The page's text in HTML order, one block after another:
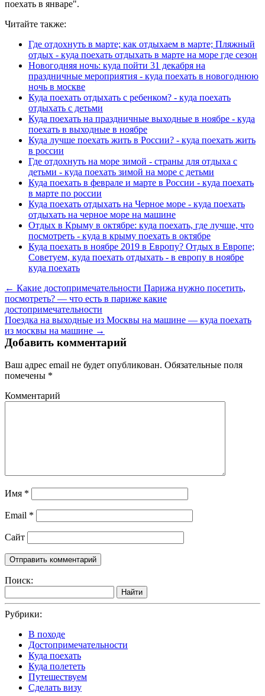
поехать в январе".
Читайте также:
Где отдохнуть в марте; как отдыхаем в марте; Пляжный
отдых - куда поехать отдыхать в марте на море где сезон
Новогодняя ночь: куда пойти 31 декабря на
праздничные мероприятия - куда поехать в новогоднюю
ночь в москве
Куда поехать отдыхать с ребенком? - куда поехать
отдыхать с детьми
Куда поехать на праздничные выходные в ноябре - куда
поехать в выходные в ноябре
Куда лучше поехать жить в России? - куда поехать жить
в россии
Где отдохнуть на море зимой - страны для отдыха с
детьми - куда поехать зимой на море с детьми
Куда поехать в феврале и марте в России - куда поехать
в марте по россии
Куда поехать отдыхать на Черное море - куда поехать
отдыхать на черное море на машине
Отдых в Крыму в октябре: куда поехать, где лучше, что
посмотреть - куда в крыму поехать в октябре
Куда поехать в ноябре 2019 в Европу? Отдых в Европе;
Советуем, куда поехать отдыхать - в европу в ноябре
куда поехать
← Какие достопримечательности Парижа нужно посетить,
посмотреть? — что есть в париже какие
достопримечательности
Поездка на выходные из Москвы на машине — куда поехать
из москвы на машине →
Добавить комментарий
Ваш адрес email не будет опубликован. Обязательные поля
помечены *
Комментарий
Имя *
Email *
Сайт
Поиск:
Найти
Рубрики:
В походе
Достопримечательности
Куда поехать
Куда полететь
Путешествуем
Сделать визу